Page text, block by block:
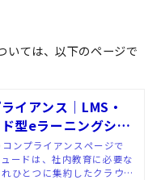
ては、以下のページで
イアンス｜LMS・
型eラーニングシス
etudes（エチュー
ンプライアンスページで
ードは、社内教育に必要な
ひとつに集約したクラウド